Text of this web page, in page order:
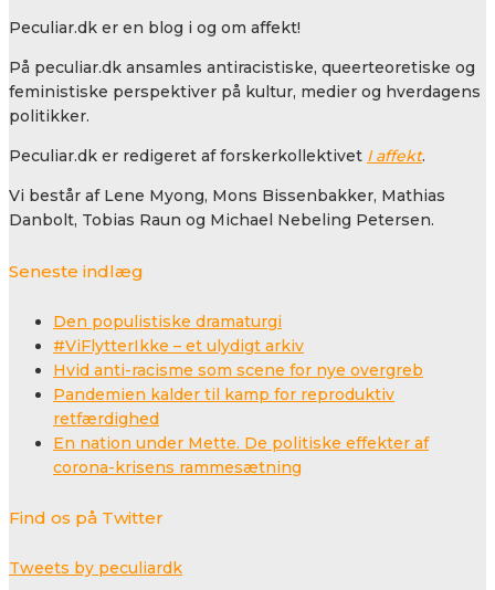
Peculiar.dk er en blog i og om affekt!
På peculiar.dk ansamles antiracistiske, queerteoretiske og
feministiske perspektiver på kultur, medier og hverdagens
politikker.
Peculiar.dk er redigeret af forskerkollektivet I affekt.
Vi består af Lene Myong, Mons Bissenbakker, Mathias
Danbolt, Tobias Raun og Michael Nebeling Petersen.
Seneste indlæg
Den populistiske dramaturgi
#ViFlytterIkke – et ulydigt arkiv
Hvid anti-racisme som scene for nye overgreb
Pandemien kalder til kamp for reproduktiv
retfærdighed
En nation under Mette. De politiske effekter af
corona-krisens rammesætning
Find os på Twitter
Tweets by peculiardk